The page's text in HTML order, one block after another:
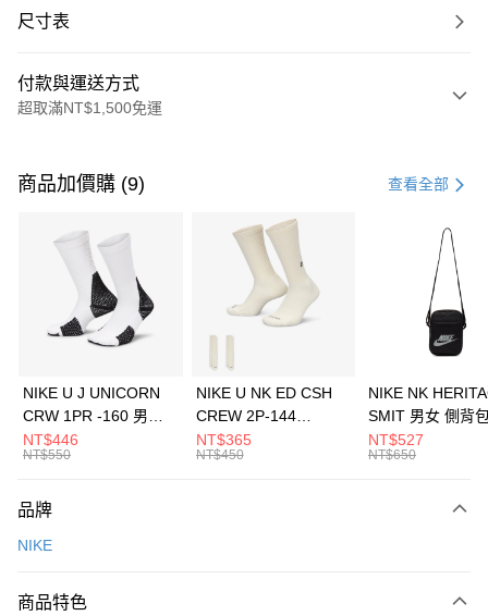
尺寸表
付款與運送方式
超取滿NT$1,500免運
信用卡一次付款
3 期 0 利率 每期 21家銀行
合作金庫商業銀行
第一商業銀行
華南商業銀行
彰化商業銀行
上海商業儲蓄銀行
元大商業銀行
台灣樂天信用卡公司
Apple Pay
全盈+PAY
AFTEE先享後付
【關於「AFTEE先享後付」】
便利好安心！
３．安心：先確認商品／服務後，再付款。
運送方式
每筆NT$100，滿NT$1,500(含以上)免運費
商品加價購 (9) 查看全部
NIKE U J UNICORN
CRW 1PR -160 男女
中統襪 FZ3393100
NT$446
NT$550
NIKE U NK ED CSH
CREW 2P-144
EMBRDY 男女 短統襪
FZ3073133
NT$365
NT$450
NIKE NK
SMIT 男女 側背
BA5871010
NT$527
NT$650
品牌
NIKE
商品特色